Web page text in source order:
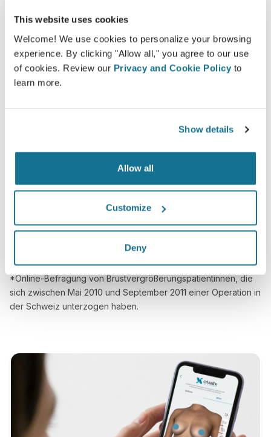
This website uses cookies
Welcome! We use cookies to personalize your browsing
experience. By clicking "Allow all," you agree to our use
of cookies. Review our Privacy and Cookie Policy to
learn more.
Show details
Allow all
Customize
Deny
Zuversichtlich
Patienten treffen leichter eine Entscheidung,
wenn sie in den Entscheidungsprozess
Zufrieden
100% der Frauen gaben an, entweder zufrieden
oder sehr zufrieden mit dem Ergebnis ihrer
eine Crisalix 3D-Simulation gesehen hatten.*
*Online-Befragung von Brustvergrößerungspatientinnen, die
sich zwischen Mai 2010 und September 2011 einer Operation in
der Schweiz unterzogen haben.